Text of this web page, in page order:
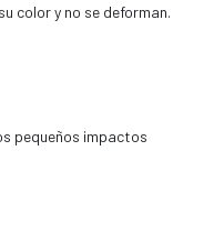
color y no se deforman.
pequeños impactos